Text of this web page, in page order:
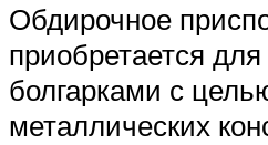
Обдирочное
приобретается
болгарками с
металлических